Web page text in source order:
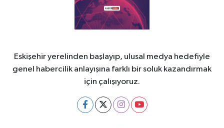
Eskişehir yerelinden başlayıp, ulusal medya hedefiyle
genel habercilik anlayışına farklı bir soluk kazandırmak
için çalışıyoruz.